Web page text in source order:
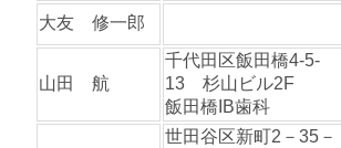
大友 修一郎
山田 航
千代田区飯田橋4-5-
13 杉山ビル2F
飯田橋IB歯科
世田谷区新町2－35－